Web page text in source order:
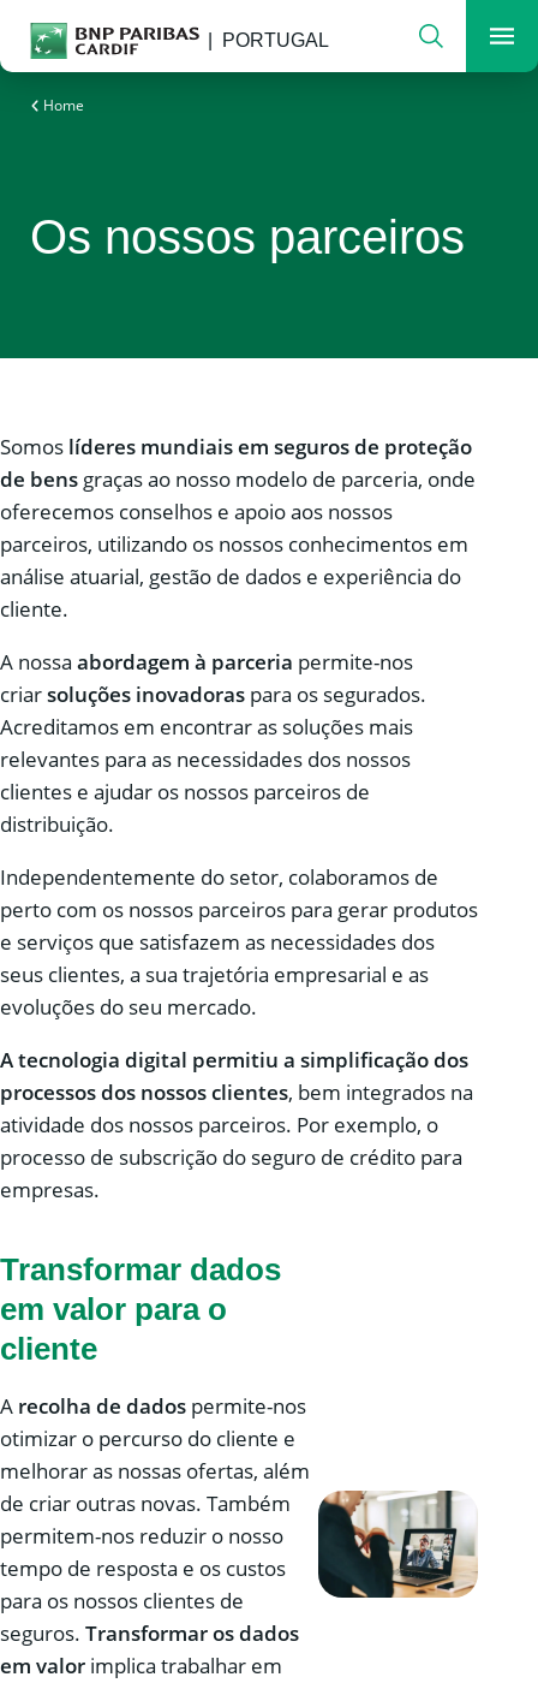
PORTUGAL
A seguradora para um mundo em mudança
Search
Home
Os nossos parceiros
Somos líderes mundiais em seguros de proteção
de bens graças ao nosso modelo de parceria, onde
oferecemos conselhos e apoio aos nossos
parceiros, utilizando os nossos conhecimentos em
análise atuarial, gestão de dados e experiência do
cliente.
A nossa abordagem à parceria permite-nos
criarsoluções inovadoras para os segurados.
Acreditamos em encontrar as soluções mais
relevantes para as necessidades dos nossos
clientes e ajudar os nossos parceiros de
distribuição.
Independentemente do setor, colaboramos de
perto com os nossos parceiros para gerar produtos
e serviços que satisfazem as necessidades dos
seus clientes, a sua trajetória empresarial e as
evoluções do seu mercado.
A tecnologia digital permitiu a simplificação dos
processos dos nossos clientes, bem integrados na
atividade dos nossos parceiros. Por exemplo, o
processo de subscrição do seguro de crédito para
empresas.
Transformar dados
em valor para o
cliente
A recolha de dados permite-nos
otimizar o percurso do cliente e
melhorar as nossas ofertas, além
de criar outras novas. Também
permitem-nos reduzir o nosso
tempo de resposta e os custos
para os nossos clientes de
seguros. Transformar os dados
em valor implica trabalhar em